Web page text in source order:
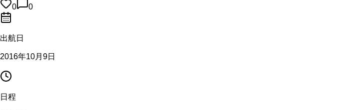
0 0
出航日
2016年10月9日
日程